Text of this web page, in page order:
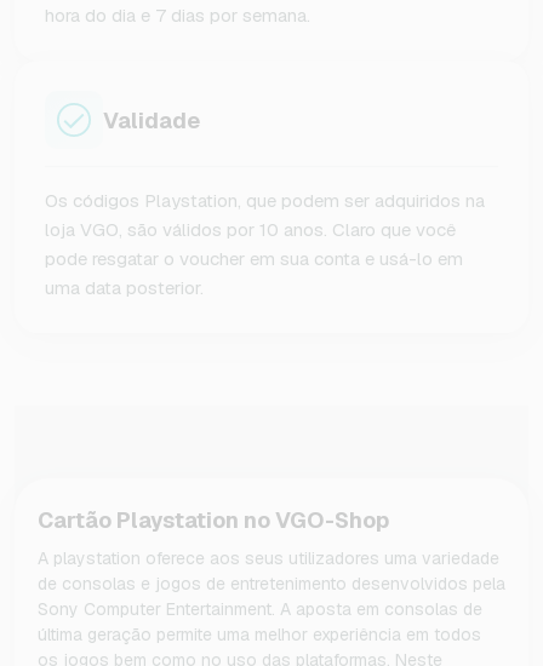
hora do dia e 7 dias por semana.
Validade
Os códigos Playstation, que podem ser adquiridos na
loja VGO, são válidos por 10 anos. Claro que você
pode resgatar o voucher em sua conta e usá-lo em
uma data posterior.
Cartão Playstation no VGO-Shop
A playstation oferece aos seus utilizadores uma variedade
de consolas e jogos de entretenimento desenvolvidos pela
Sony Computer Entertainment. A aposta em consolas de
última geração permite uma melhor experiência em todos
os jogos bem como no uso das plataformas. Neste